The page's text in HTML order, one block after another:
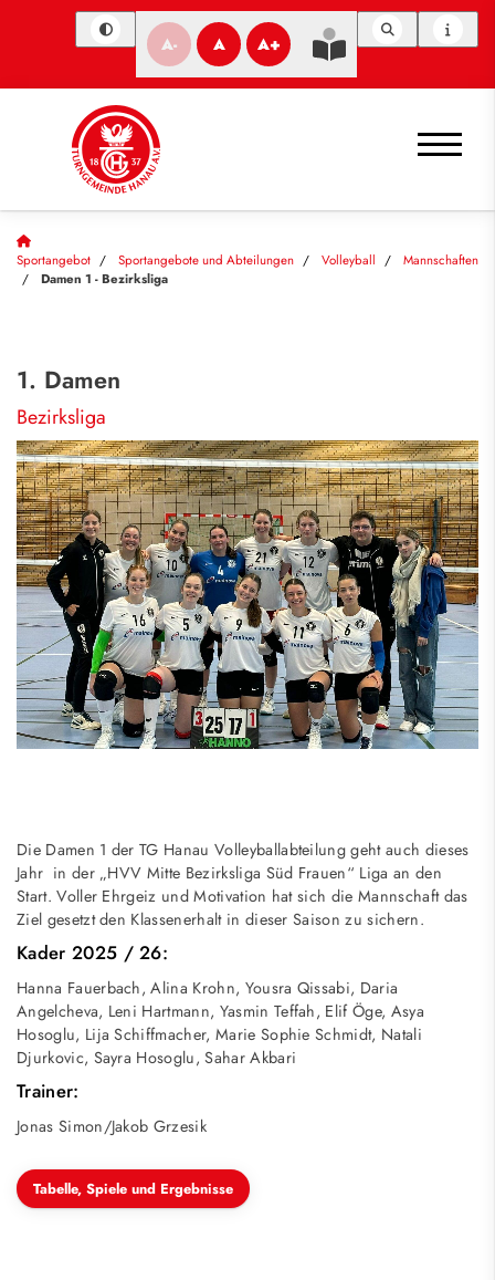
A- A A+
Sportangebot Sportangebote und Abteilungen Volleyball
Mannschaften
Damen 1 - Bezirksliga
1. Damen
Bezirksliga
Die Damen 1 der TG Hanau Volleyballabteilung geht auch dieses
Jahr in der „HVV Mitte Bezirksliga Süd Frauen“ Liga an den
Start. Voller Ehrgeiz und Motivation hat sich die Mannschaft das
Ziel gesetzt den Klassenerhalt in dieser Saison zu sichern.
Kader 2025 / 26:
Hanna Fauerbach, Alina Krohn, Yousra Qissabi, Daria
Angelcheva, Leni Hartmann, Yasmin Teffah, Elif Öge, Asya
Hosoglu, Lija Schiffmacher, Marie Sophie Schmidt, Natali
Djurkovic, Sayra Hosoglu, Sahar Akbari
Trainer:
Jonas Simon/Jakob Grzesik
Tabelle, Spiele und Ergebnisse